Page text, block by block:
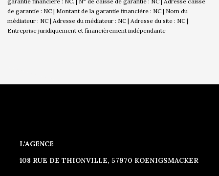
de garantie : NC | Montant de la garantie financière : NC | Nom du
médiateur : NC | Adresse du médiateur : NC | Adresse du site : NC |
Entreprise juridiquement et financièrement indépendante
L'AGENCE
108 RUE DE THIONVILLE, 57970 KOENIGSMACKER